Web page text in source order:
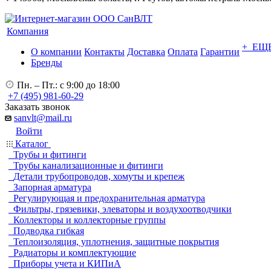
Компания
О компании
Бренды
Контакты Доставка Оплата Гарантии +
Пн. – Пт.: с 9:00 до 18:00
+7 (495) 981-60-29
Заказать звонок
sanvlt@mail.ru
Войти
Каталог
Трубы и фитинги
Трубы канализационные и фитинги
Детали трубопроводов, хомуты и крепеж
Запорная арматура
Регулирующая и предохранительная арматура
Фильтры, грязевики, элеваторы и воздухоотводчики
Коллекторы и коллекторные группы
Подводка гибкая
Теплоизоляция, уплотнения, защитные покрытия
Радиаторы и комплектующие
Приборы учета и КИПиА